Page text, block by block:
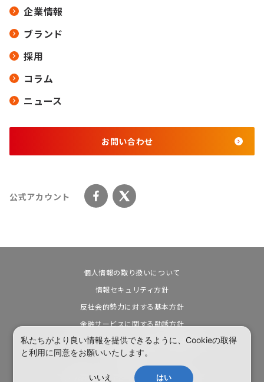
企業情報
ブランド
採用
コラム
ニュース
お問い合わせ
公式アカウント
個人情報の取り扱いについて
情報セキュリティ方針
反社会的勢力に対する基本方針
金融サービスに関する勧誘方針
カスタマーハラスメントに対する基本方針
電子公告
© Vertex co., ltd. All rights reserved.
私たちがより良い情報を提供できるように、Cookieの取得
と利用に同意をお願いいたします。
いいえ はい